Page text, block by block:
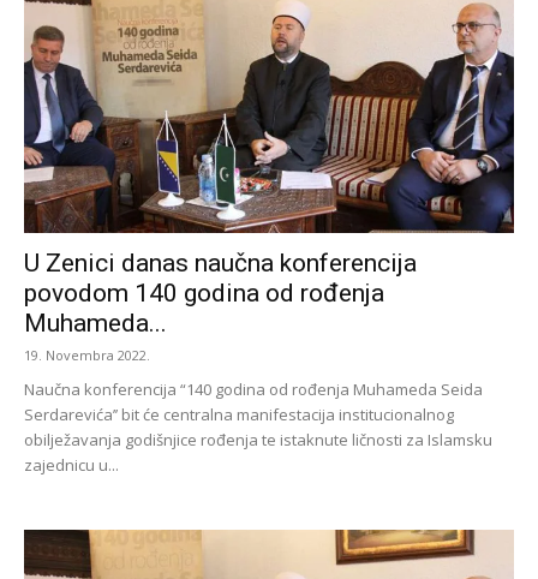
U Zenici danas naučna konferencija
povodom 140 godina od rođenja
Muhameda...
19. Novembra 2022.
Naučna konferencija “140 godina od rođenja Muhameda Seida
Serdarevića’’ bit će centralna manifestacija institucionalnog
obilježavanja godišnjice rođenja te istaknute ličnosti za Islamsku
zajednicu u...